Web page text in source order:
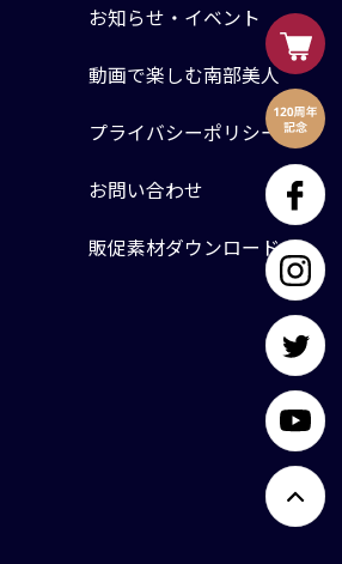
お知らせ・イベント
動画で楽しむ南部美人
プライバシーポリシー
お問い合わせ
販促素材ダウンロード